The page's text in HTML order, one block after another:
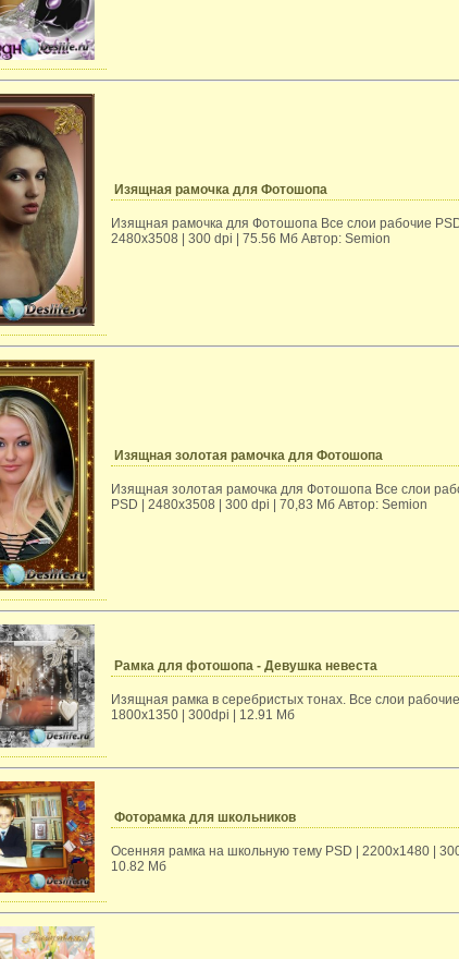
Изящная рамочка для Фотошопа
Изящная рамочка для Фотошопа Все слои рабочие
2480х3508 | 300 dpi | 75.56 Мб Автор: Semion
Изящная золотая рамочка для Фотошопа
Изящная золотая рамочка для Фотошопа Все слои
PSD | 2480х3508 | 300 dpi | 70,83 Мб Автор: Semion
Рамка для фотошопа - Девушка невеста
Изящная рамка в серебристых тонах. Все слои
1800х1350 | 300dpi | 12.91 Мб
Фоторамка для школьников
Осенняя рамка на школьную тему PSD | 2200х1480 |
10.82 Мб